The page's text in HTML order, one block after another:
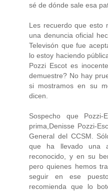
sé de dónde sale esa
Les recuerdo que esto
una denuncia oficial
Televisón que fue
lo estoy haciendo
Pozzi Escot es
demuestre? No hay
si mostramos en su
dicen.
Sospecho que
prima,Denisse Pozzi-
General del CCSM.
que ha llevado una
reconocido, y en su
pero quienes hemos
seguir en ese
recomienda que lo